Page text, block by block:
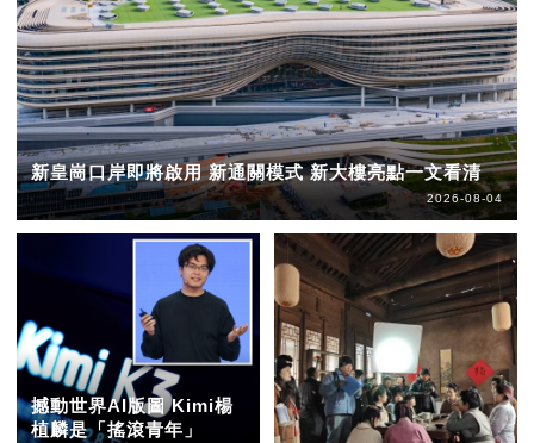
新皇崗口岸即將啟用 新通關模式 新大樓亮點一文看清
2026-08-04
撼動世界AI版圖 Kimi楊
植麟是「搖滾青年」